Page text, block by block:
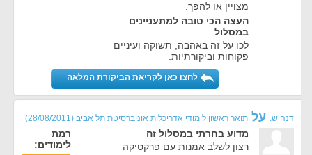
מצויין או להפך.
העצה הכי טובה למתעניינים
במסלול
לכו על זה באהבה, תשוקה ועיניים
פקוחות וביקורתיות.
לחצו כאן לקריאת הביקורת המלאה
דנה ש. על תואר ראשון לימודי אדריכלות אוניברסיטת תל אביב (
28/08/2011
)
מדוע בחרתי במסלול זה
רצון לשלב אמנות עם פרקטיקה
רמת
לימודים: